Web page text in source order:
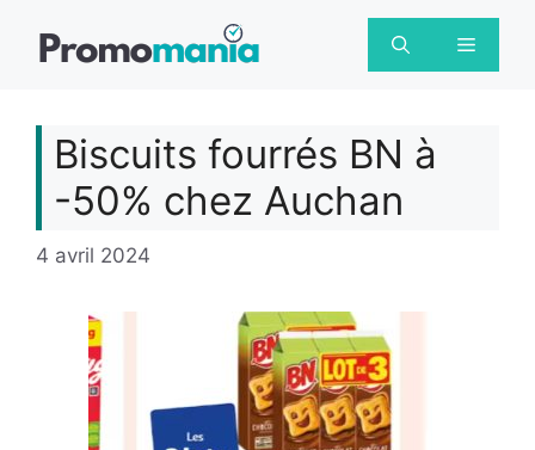
Menu
Biscuits fourrés BN à
-50% chez Auchan
4 avril 2024